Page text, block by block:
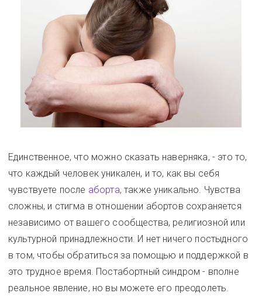
Единственное, что можно сказать наверняка, - это то,
что каждый человек уникален, и то, как вы себя
чувствуете после аборта, также уникально. Чувства
сложны, и стигма в отношении абортов сохраняется
независимо от вашего сообщества, религиозной или
культурной принадлежности. И нет ничего постыдного
в том, чтобы обратиться за помощью и поддержкой в
это трудное время. Постабортный синдром - вполне
реальное явление, но вы можете его преодолеть.